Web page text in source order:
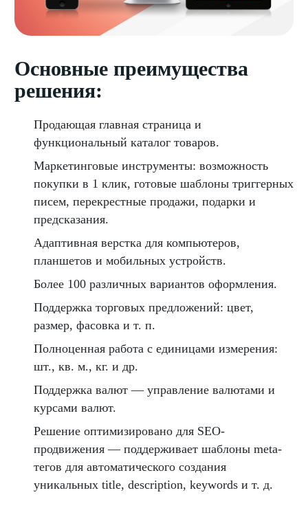
Основные преимущества
решения:
Продающая главная страница и
функциональный каталог товаров.
Маркетинговые инструменты: возможность
покупки в 1 клик, готовые шаблоны триггерных
писем, перекрестные продажи, подарки и
предсказания.
Адаптивная верстка для компьютеров,
планшетов и мобильных устройств.
Более 100 различных вариантов оформления.
Поддержка торговых предложений: цвет,
размер, фасовка и т. п.
Полноценная работа с единицами измерения:
шт., кв. м., кг. и др.
Поддержка валют — управление валютами и
курсами валют.
Решение оптимизировано для SEO-
продвижения — поддерживает шаблоны meta-
тегов для автоматического создания
уникальных title, description, keywords и т. д.